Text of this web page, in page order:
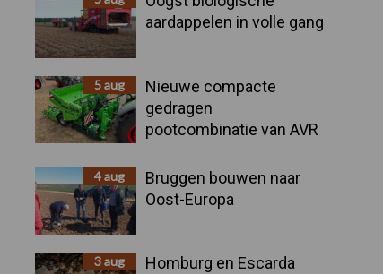
aardappelen in volle gang
5 aug
Nieuwe compacte
gedragen
pootcombinatie van AVR
4 aug
Bruggen bouwen naar
Oost-Europa
3 aug
Homburg en Escarda